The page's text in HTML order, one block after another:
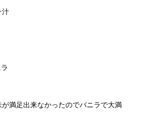
汁
満足出来なかったのでバニラで大満